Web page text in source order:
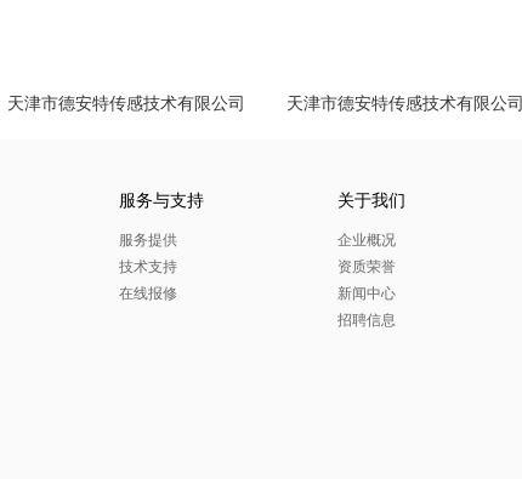
天津市德安特传感技术有限公司 天津市德安特传感技术有限公司
服务与支持
服务提供
技术支持
在线报修
关于我们
企业概况
资质荣誉
新闻中心
招聘信息